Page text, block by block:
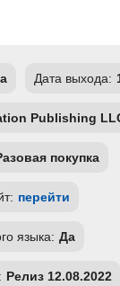
Дата выхода:
Publishing
покупка
перейти
языка: Да
Релиз 12.08.2022